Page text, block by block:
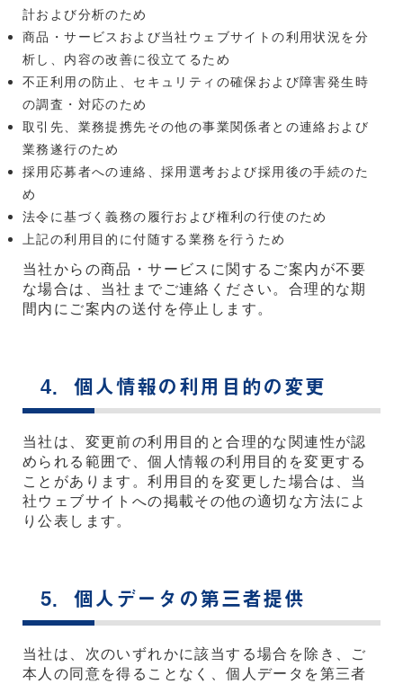
計および分析のため
商品・サービスおよび当社ウェブサイトの利用状況を分
析し、内容の改善に役立てるため
不正利用の防止、セキュリティの確保および障害発生時
の調査・対応のため
取引先、業務提携先その他の事業関係者との連絡および
業務遂行のため
採用応募者への連絡、採用選考および採用後の手続のた
め
法令に基づく義務の履行および権利の行使のため
上記の利用目的に付随する業務を行うため
当社からの商品・サービスに関するご案内が不要
な場合は、当社までご連絡ください。合理的な期
間内にご案内の送付を停止します。
4．個人情報の利用目的の変更
当社は、変更前の利用目的と合理的な関連性が認
められる範囲で、個人情報の利用目的を変更する
ことがあります。利用目的を変更した場合は、当
社ウェブサイトへの掲載その他の適切な方法によ
り公表します。
5．個人データの第三者提供
当社は、次のいずれかに該当する場合を除き、ご
本人の同意を得ることなく、個人データを第三者